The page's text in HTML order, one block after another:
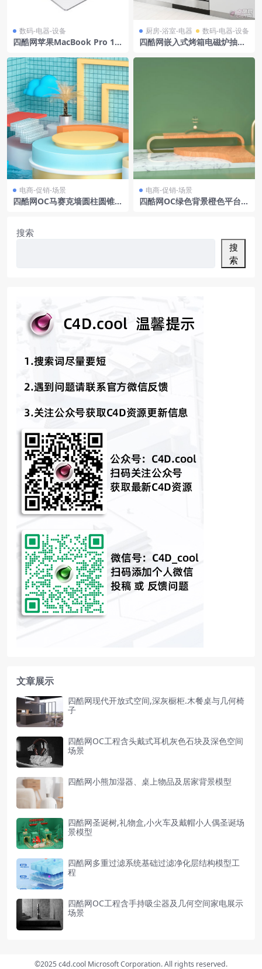
数码-电器-设备
四酷网苹果MacBook Pro 13
厨房-浴室-电器 数码-电器-设备
四酷网嵌入式烤箱电磁炉抽油
电商-促销-场景
四酷网OC马赛克墙圆柱圆锥云
电商-促销-场景
四酷网OC绿色背景橙色平台金
搜索
搜
索
文章展示
四酷网现代开放式空间,深灰橱柜.木餐桌与几何椅
子
四酷网OC工程含头戴式耳机灰色石块及深色空间
场景
四酷网小熊加湿器、桌上物品及居家背景模型
四酷网圣诞树,礼物盒,小火车及戴帽小人偶圣诞场
景模型
四酷网多重过滤系统基础过滤净化层结构模型工
程
四酷网OC工程含手持吸尘器及几何空间家电展示
场景
©2025 c4d.cool Microsoft Corporation. All rights reserved.